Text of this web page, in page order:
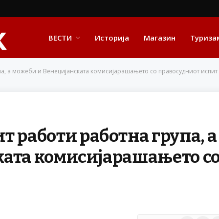
ВЕСТИ Историја Магазин
а можеби и Венецијанската комисијарашањето со правосудниот испит
работи работна група, а
комисијарашањето